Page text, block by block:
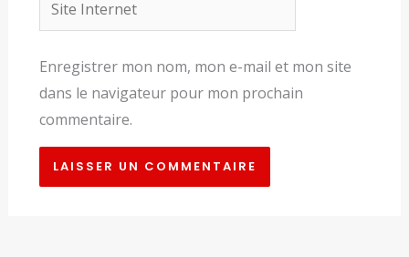
Internet
Enregistrer mon nom, mon e-mail et mon site
dans le navigateur pour mon prochain
commentaire.